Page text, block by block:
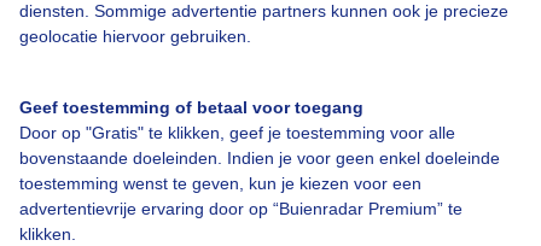
diensten. Sommige advertentie partners kunnen ook je precieze
geolocatie hiervoor gebruiken.
Geef toestemming of betaal voor toegang
Door op "Gratis" te klikken, geef je toestemming voor alle
bovenstaande doeleinden. Indien je voor geen enkel doeleinde
toestemming wenst te geven, kun je kiezen voor een
advertentievrije ervaring door op “Buienradar Premium” te
klikken.
Over Buienradar
Veelgestelde vragen
Contact
Toegankelijkheid